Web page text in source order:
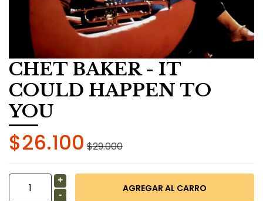
CHET BAKER - IT
COULD HAPPEN TO
YOU
$26.100 $29.000
+
-